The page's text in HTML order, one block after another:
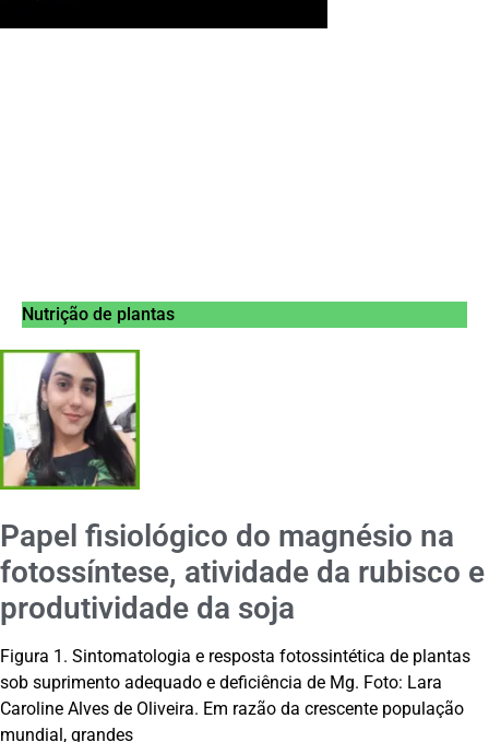
Nutrição de plantas
Papel fisiológico do magnésio na
fotossíntese, atividade da rubisco e
produtividade da soja
Figura 1. Sintomatologia e resposta fotossintética de plantas
sob suprimento adequado e deficiência de Mg. Foto: Lara
Caroline Alves de Oliveira. Em razão da crescente população
mundial, grandes